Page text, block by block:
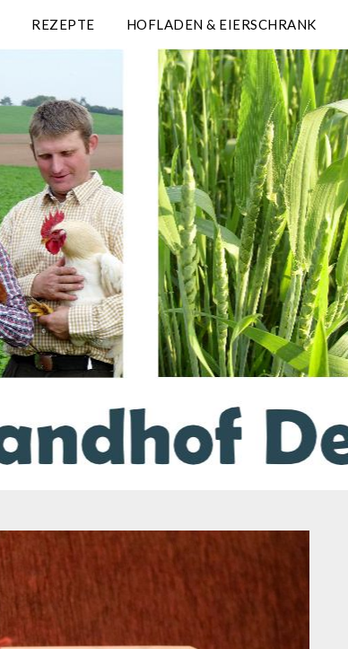
REZEPTE HOFLADEN & EIERSCHRANK